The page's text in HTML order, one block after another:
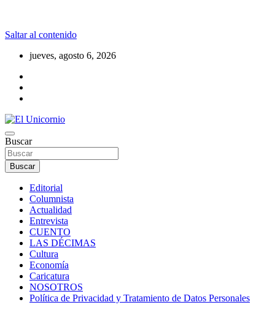
Saltar al contenido
jueves, agosto 6, 2026
El Unicornio
La realidad supera la fantasía
Buscar
Buscar
Editorial
Columnista
Actualidad
Entrevista
CUENTO
LAS DÉCIMAS
Cultura
Economía
Caricatura
NOSOTROS
Política de Privacidad y Tratamiento de Datos Personales